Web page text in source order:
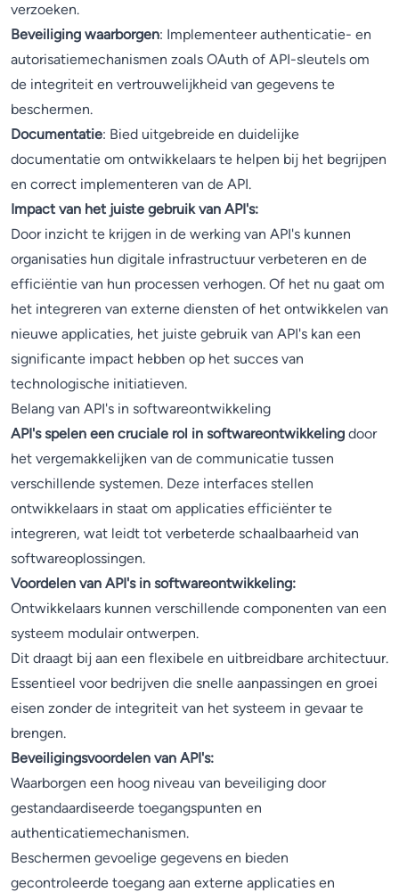
verzoeken.
Beveiliging waarborgen: Implementeer authenticatie- en
autorisatiemechanismen zoals OAuth of API-sleutels om
de integriteit en vertrouwelijkheid van gegevens te
beschermen.
Documentatie: Bied uitgebreide en duidelijke
documentatie om ontwikkelaars te helpen bij het begrijpen
en correct implementeren van de API.
Impact van het juiste gebruik van API's:
Door inzicht te krijgen in de werking van API's kunnen
organisaties hun digitale infrastructuur verbeteren en de
efficiëntie van hun processen verhogen. Of het nu gaat om
het integreren van externe diensten of het ontwikkelen van
nieuwe applicaties, het juiste gebruik van API's kan een
significante impact hebben op het succes van
technologische initiatieven.
Belang van API's in softwareontwikkeling
API's spelen een cruciale rol in softwareontwikkeling door
het vergemakkelijken van de communicatie tussen
verschillende systemen. Deze interfaces stellen
ontwikkelaars in staat om applicaties efficiënter te
integreren, wat leidt tot verbeterde schaalbaarheid van
softwareoplossingen.
Voordelen van API's in softwareontwikkeling:
Ontwikkelaars kunnen verschillende componenten van een
systeem modulair ontwerpen.
Dit draagt bij aan een flexibele en uitbreidbare architectuur.
Essentieel voor bedrijven die snelle aanpassingen en groei
eisen zonder de integriteit van het systeem in gevaar te
brengen.
Beveiligingsvoordelen van API's:
Waarborgen een hoog niveau van beveiliging door
gestandaardiseerde toegangspunten en
authenticatiemechanismen.
Beschermen gevoelige gegevens en bieden
gecontroleerde toegang aan externe applicaties en